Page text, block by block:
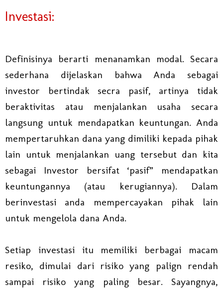
Investasi:
Definisinya berarti menanamkan modal. Secara
sederhana dijelaskan bahwa Anda sebagai
investor bertindak secra pasif, artinya tidak
beraktivitas atau menjalankan usaha secara
langsung untuk mendapatkan keuntungan. Anda
mempertaruhkan dana yang dimiliki kepada pihak
lain untuk menjalankan uang tersebut dan kita
sebagai Investor bersifat ‘pasif” mendapatkan
keuntungannya (atau kerugiannya). Dalam
berinvestasi anda mempercayakan pihak lain
untuk mengelola dana Anda.
Setiap investasi itu memiliki berbagai macam
resiko, dimulai dari risiko yang palign rendah
sampai risiko yang paling besar. Sayangnya,